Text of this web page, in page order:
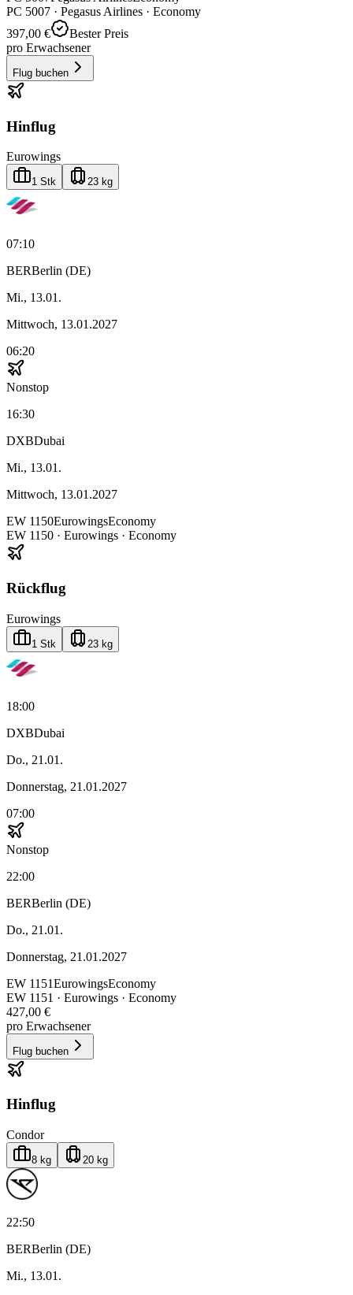
PC 5007 · Pegasus Airlines · Economy
397,00 €
Bester Preis
pro Erwachsener
Flug buchen
Hinflug
Eurowings
1 Stk 23 kg
07:10
BERBerlin (DE)
Mi., 13.01.
Mittwoch, 13.01.2027
06:20
Nonstop
16:30
DXBDubai
Mi., 13.01.
Mittwoch, 13.01.2027
EW 1150EurowingsEconomy
EW 1150 · Eurowings · Economy
Rückflug
Eurowings
1 Stk 23 kg
18:00
DXBDubai
Do., 21.01.
Donnerstag, 21.01.2027
07:00
Nonstop
22:00
BERBerlin (DE)
Do., 21.01.
Donnerstag, 21.01.2027
EW 1151EurowingsEconomy
EW 1151 · Eurowings · Economy
427,00 €
pro Erwachsener
Flug buchen
Hinflug
Condor
8 kg 20 kg
22:50
BERBerlin (DE)
Mi., 13.01.